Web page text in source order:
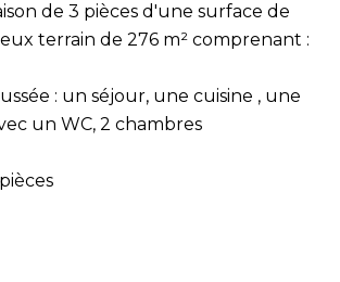
de 3 pièces d'une surface de
terrain de 276 m² comprenant :
: un séjour, une cuisine , une
un WC, 2 chambres